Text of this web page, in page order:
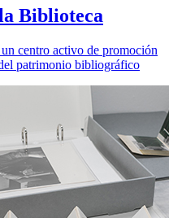
Biblioteca
centro activo de promoción
patrimonio bibliográfico